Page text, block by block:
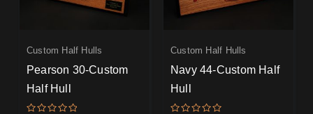
Custom Half Hulls
Pearson 30-Custom
Half Hull
Custom Half Hulls
Navy 44-Custom Half
Hull